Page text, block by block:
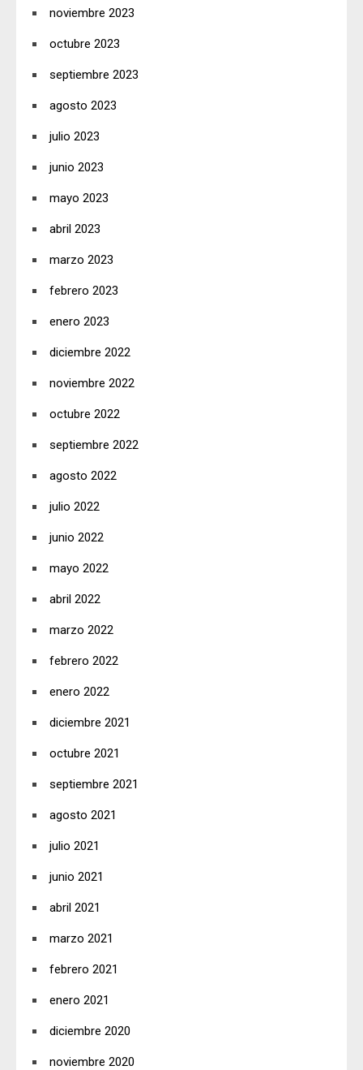
noviembre 2023
octubre 2023
septiembre 2023
agosto 2023
julio 2023
junio 2023
mayo 2023
abril 2023
marzo 2023
febrero 2023
enero 2023
diciembre 2022
noviembre 2022
octubre 2022
septiembre 2022
agosto 2022
julio 2022
junio 2022
mayo 2022
abril 2022
marzo 2022
febrero 2022
enero 2022
diciembre 2021
octubre 2021
septiembre 2021
agosto 2021
julio 2021
junio 2021
abril 2021
marzo 2021
febrero 2021
enero 2021
diciembre 2020
noviembre 2020